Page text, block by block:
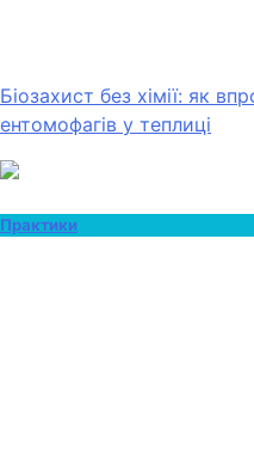
Біозахист без хімії: як
ентомофагів у теплиці
Практики